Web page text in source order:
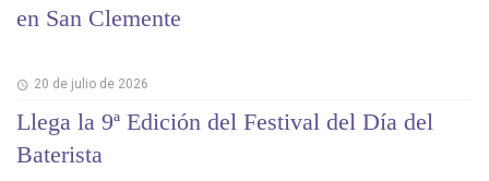
en San Clemente
20 de julio de 2026
Llega la 9ª Edición del Festival del Día del
Baterista